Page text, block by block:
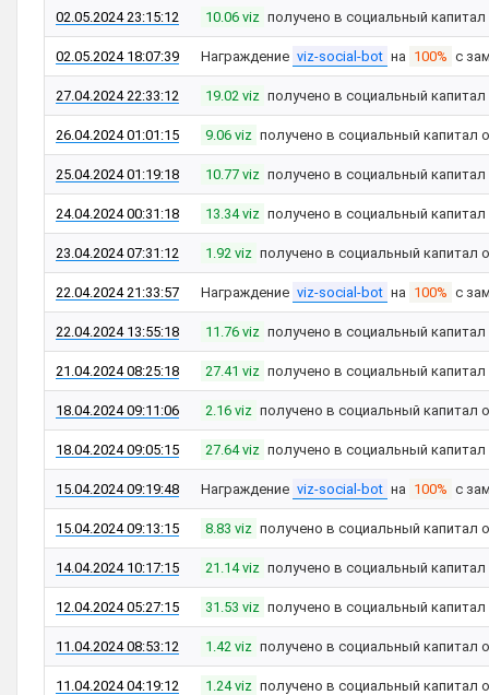
02.05.2024 23:15:12 10.06 viz получено в социальный
02.05.2024 18:07:39 Награждение viz-social-bot на 100% с
27.04.2024 22:33:12 19.02 viz получено в социальный
26.04.2024 01:01:15 9.06 viz получено в социальный капитал
25.04.2024 01:19:18 10.77 viz получено в социальный
24.04.2024 00:31:18 13.34 viz получено в социальный
23.04.2024 07:31:12 1.92 viz получено в социальный капитал
22.04.2024 21:33:57 Награждение viz-social-bot на 100% с
22.04.2024 13:55:18 11.76 viz получено в социальный
21.04.2024 08:25:18 27.41 viz получено в социальный
18.04.2024 09:11:06 2.16 viz получено в социальный капитал
18.04.2024 09:05:15 27.64 viz получено в социальный
15.04.2024 09:19:48 Награждение viz-social-bot на 100% с
15.04.2024 09:13:15 8.83 viz получено в социальный капитал
14.04.2024 10:17:15 21.14 viz получено в социальный
12.04.2024 05:27:15 31.53 viz получено в социальный
11.04.2024 08:53:12 1.42 viz получено в социальный капитал
11.04.2024 04:19:12 1.24 viz получено в социальный капитал